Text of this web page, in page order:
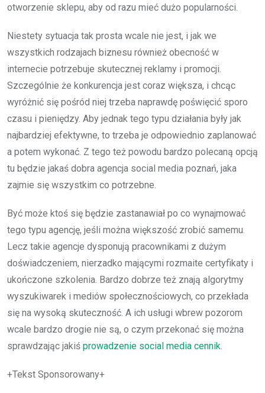
otworzenie sklepu, aby od razu mieć dużo popularności.
Niestety sytuacja tak prosta wcale nie jest, i jak we
wszystkich rodzajach biznesu również obecność w
internecie potrzebuje skutecznej reklamy i promocji.
Szczególnie że konkurencja jest coraz większa, i chcąc
wyróżnić się pośród niej trzeba naprawdę poświęcić sporo
czasu i pieniędzy. Aby jednak tego typu działania były jak
najbardziej efektywne, to trzeba je odpowiednio zaplanować
a potem wykonać. Z tego też powodu bardzo polecaną opcją
tu będzie jakaś dobra agencja social media poznań, jaka
zajmie się wszystkim co potrzebne.
Być może ktoś się będzie zastanawiał po co wynajmować
tego typu agencję, jeśli można większość zrobić samemu.
Lecz takie agencje dysponują pracownikami z dużym
doświadczeniem, nierzadko mającymi rozmaite certyfikaty i
ukończone szkolenia. Bardzo dobrze też znają algorytmy
wyszukiwarek i mediów społecznościowych, co przekłada
się na wysoką skuteczność. A ich usługi wbrew pozorom
wcale bardzo drogie nie są, o czym przekonać się można
sprawdzając jakiś prowadzenie social media cennik
+Tekst Sponsorowany+